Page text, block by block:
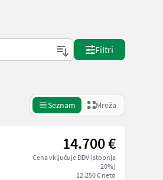
Filtri
Seznam Mreža
14.700 €
Cena vključuje DDV (stopnja
20%)
12.250 € neto